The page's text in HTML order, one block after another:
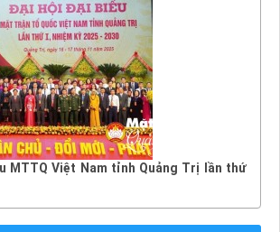
MTTQ Việt Nam tỉnh Quảng Trị lần thứ